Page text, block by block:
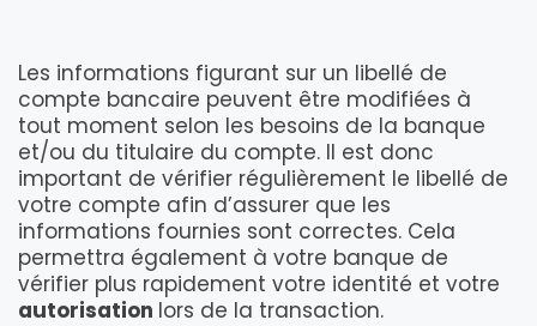
Les informations figurant sur un libellé de
compte bancaire peuvent être modifiées à
tout moment selon les besoins de la banque
et/ou du titulaire du compte. Il est donc
important de vérifier régulièrement le libellé de
votre compte afin d’assurer que les
informations fournies sont correctes. Cela
permettra également à votre banque de
vérifier plus rapidement votre identité et votre
autorisation lors de la transaction.